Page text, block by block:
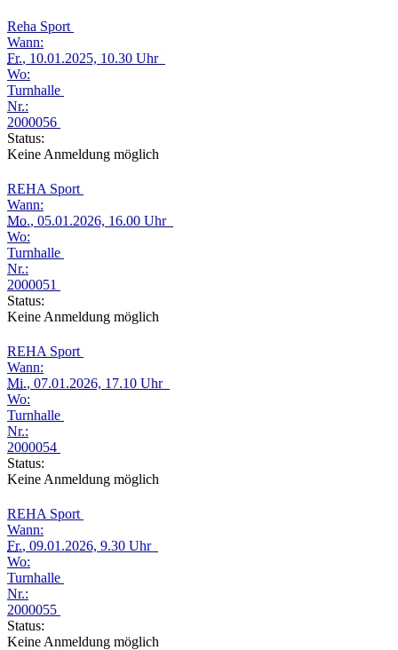
Reha Sport
Wann:
Fr., 10.01.2025, 10.30 Uhr
Wo:
Turnhalle
Nr.:
2000056
Status:
Keine Anmeldung möglich
REHA Sport
Wann:
Mo., 05.01.2026, 16.00 Uhr
Wo:
Turnhalle
Nr.:
2000051
Status:
Keine Anmeldung möglich
REHA Sport
Wann:
Mi., 07.01.2026, 17.10 Uhr
Wo:
Turnhalle
Nr.:
2000054
Status:
Keine Anmeldung möglich
REHA Sport
Wann:
Fr., 09.01.2026, 9.30 Uhr
Wo:
Turnhalle
Nr.:
2000055
Status:
Keine Anmeldung möglich